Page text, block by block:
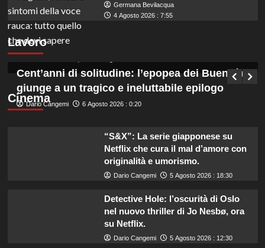
Germana Bevilacqua
4 Agosto 2026 : 7:55
Lavoro
Concorso per diplomati: opportunità per
amministrativi all’Ordine Consiglio del Lavoro
di Bari.
Cinema
Cent’anni di solitudine: l’epopea dei Buendía
giunge a un tragico e ineluttabile epilogo
Dario Cangemi 6 Agosto 2026 : 0:20
“S&X”: La serie giapponese su
Netflix che cura il mal d’amore con
originalità e umorismo.
Dario Cangemi 5 Agosto 2026 : 18:30
Detective Hole: l’oscurità di Oslo
nel nuovo thriller di Jo Nesbø, ora
su Netflix.
Dario Cangemi 5 Agosto 2026 : 12:30